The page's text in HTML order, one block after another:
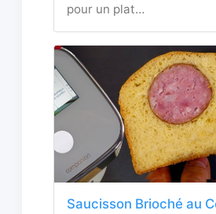
pour un plat…
Saucisson Brioché au